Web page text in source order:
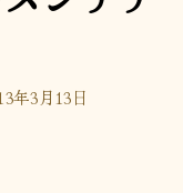
年3月13日